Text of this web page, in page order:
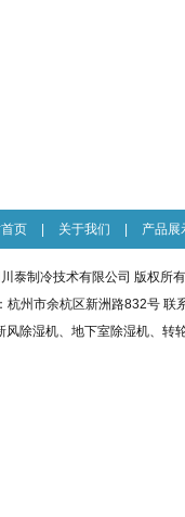
页 关于我们 产品展
泰制冷技术有限公司 版权所
杭州市余杭区新洲路832号
风除湿机、地下室除湿机、转